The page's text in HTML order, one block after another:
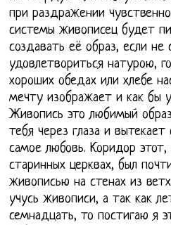
при раздражении
системы живописец будет
создавать её образ, если
удовлетвориться натурою,
хороших обедах или хлебе
мечту изображает и как бы
Живопись это любимый
тебя через глаза и
самое любовь. Коридор
старинных церквах, был
живописью на стенах из
учусь живописи, а так как
семнадцать, то постигаю я